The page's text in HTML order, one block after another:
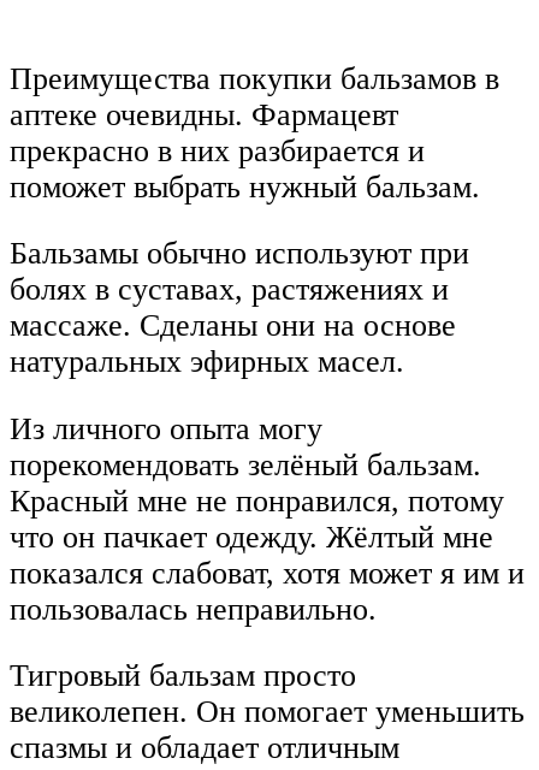
Преимущества покупки бальзамов в
аптеке очевидны. Фармацевт
прекрасно в них разбирается и
поможет выбрать нужный бальзам.
Бальзамы обычно используют при
болях в суставах, растяжениях и
массаже. Сделаны они на основе
натуральных эфирных масел.
Из личного опыта могу
порекомендовать зелёный бальзам.
Красный мне не понравился, потому
что он пачкает одежду. Жёлтый мне
показался слабоват, хотя может я им и
пользовалась неправильно.
Тигровый бальзам просто
великолепен. Он помогает уменьшить
спазмы и обладает отличным